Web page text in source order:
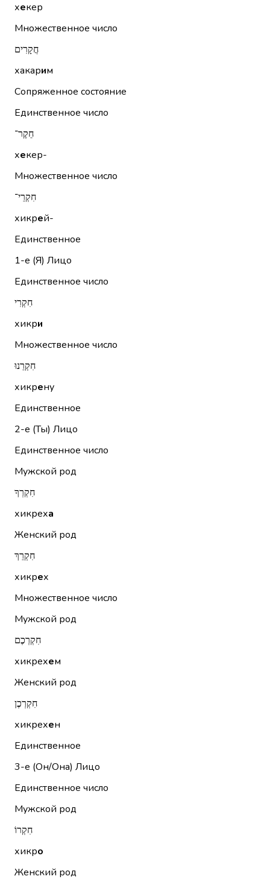
хекер
Множественное число
חֲקָרִים
хакарим
Сопряженное состояние
Единственное число
חֵקֶר־
хекер-
Множественное число
חִקְרֵי־
хикрей-
Единственное
1-е (Я) Лицо
Единственное число
חִקְרִי
хикри
Множественное число
חִקְרֵנוּ
хикрену
Единственное
2-е (Ты) Лицо
Единственное число
Мужской род
חִקְרְךָ
хикреха
Женский род
חִקְרֵךְ
хикрех
Множественное число
Мужской род
חִקְרְכֶם
хикрехем
Женский род
חִקְרְכֶן
хикрехен
Единственное
3-е (Он/Она) Лицо
Единственное число
Мужской род
חִקְרוֹ
хикро
Женский род